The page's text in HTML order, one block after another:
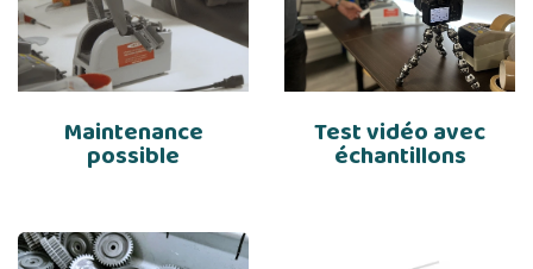
Maintenance
possible
Test vidéo avec
échantillons